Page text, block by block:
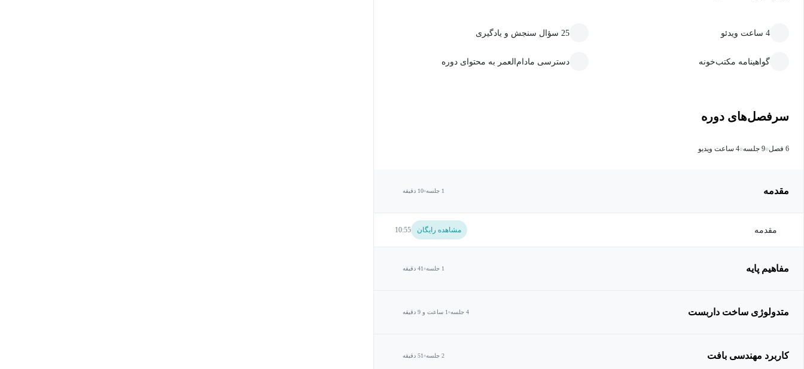
4 ساعت ویدئو 25 سؤال سنجش و یادگیری
گواهینامه مکتب‌خونه دسترسی مادام‌العمر به محتوای دوره
سرفصل‌های دوره
6 فصل 9 جلسه 4 ساعت ویدیو
مقدمه 1 جلسه 10 دقیقه
مقدمه مشاهده رایگان 10:55
مفاهیم پایه 1 جلسه 41 دقیقه
متدولوژی ساخت داربست 4 جلسه 1 ساعت و 9 دقیقه
کاربرد مهندسی بافت 2 جلسه 51 دقیقه